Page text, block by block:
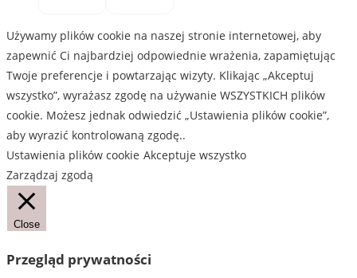
Używamy plików cookie na naszej stronie internetowej, aby
zapewnić Ci najbardziej odpowiednie wrażenia, zapamiętując
Twoje preferencje i powtarzając wizyty. Klikając „Akceptuj
wszystko”, wyrażasz zgodę na używanie WSZYSTKICH plików
cookie. Możesz jednak odwiedzić „Ustawienia plików cookie”,
aby wyrazić kontrolowaną zgodę..
Ustawienia plików cookie Akceptuje wszystko
Zarządzaj zgodą
Close
Przegląd prywatności